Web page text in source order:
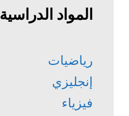
المواد الدراسية
رياضيات
إنجليزي
فيزياء